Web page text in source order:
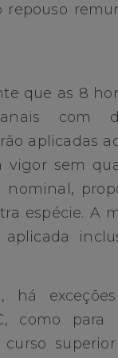
repouso
que as 8
com
aplicadas
vigor sem
nominal,
espécie. A
aplicada
há
como para